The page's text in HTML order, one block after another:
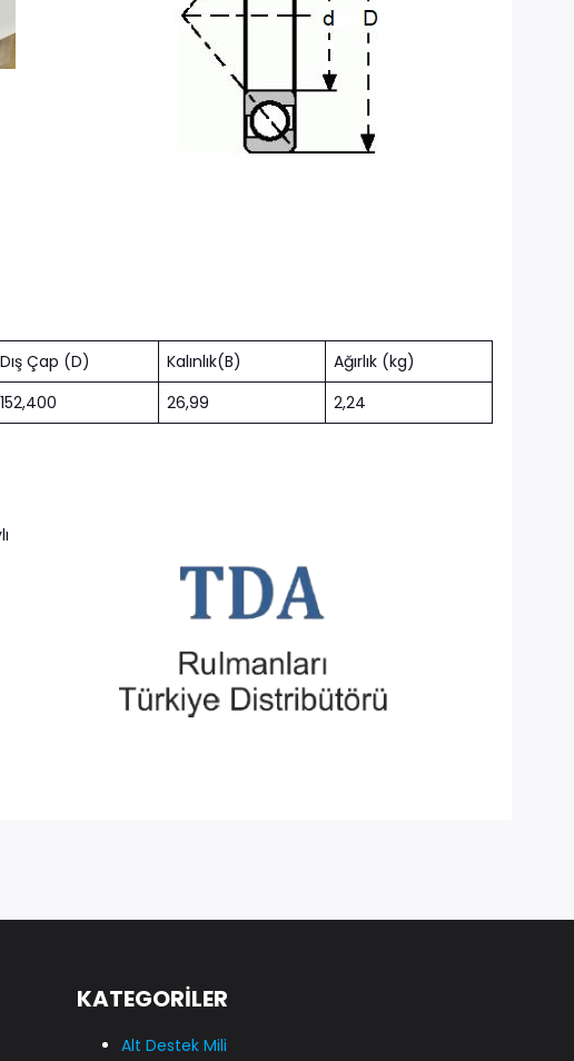
Dış Çap (D) Kalınlık(B)
Ağırlık (kg)
152,400 26,99 2,24
KATEGORİLER
Alt Destek Mili